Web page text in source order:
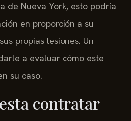
de Nueva York, esto podría
en proporción a su
propias lesiones. Un
a evaluar cómo este
su caso.
contratar